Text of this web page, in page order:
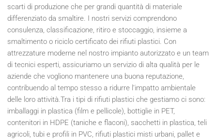
scarti di produzione che per grandi quantità di materiale
differenziato da smaltire. I nostri servizi comprendono
consulenza, classificazione, ritiro e stoccaggio, insieme a
smaltimento o riciclo certificato dei rifiuti plastici. Con
attrezzature moderne nel nostro impianto autorizzato e un team
di tecnici esperti, assicuriamo un servizio di alta qualità per le
aziende che vogliono mantenere una buona reputazione,
contribuendo al tempo stesso a ridurre l’impatto ambientale
delle loro attività.Tra i tipi di rifiuti plastici che gestiamo ci sono:
imballaggi in plastica (film e pellicole), bottiglie in PET,
contenitori in HDPE (taniche e flaconi), sacchetti in plastica, teli
agricoli, tubi e profili in PVC, rifiuti plastici misti urbani, pallet e